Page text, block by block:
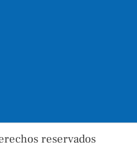
reservados